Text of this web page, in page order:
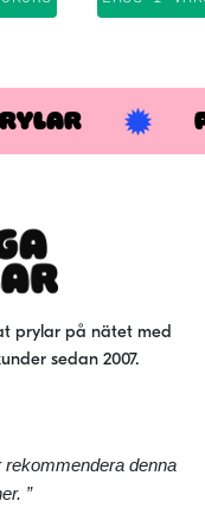
har
De
prylar på nätet med
sedan 2007.
denna